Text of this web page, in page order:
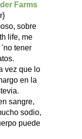
Farms
sobre
life, me
tener
vez que lo
en la
sangre,
sodio,
puede